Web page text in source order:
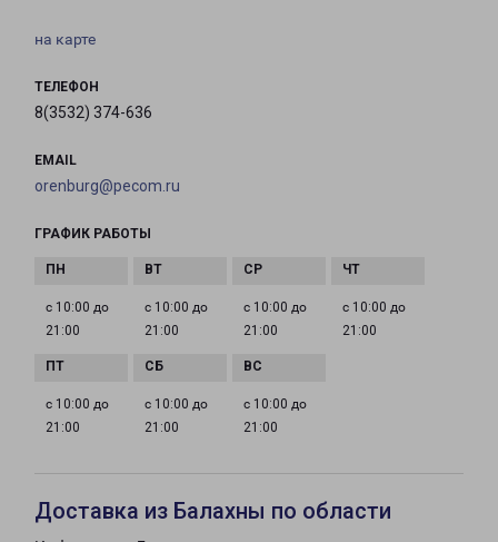
на карте
ТЕЛЕФОН
8(3532) 374-636
EMAIL
orenburg@pecom.ru
ГРАФИК РАБОТЫ
с 10:00 до
21:00
с 10:00 до
21:00
с 10:00 до
21:00
с 10:00 до
21:00
с 10:00 до
21:00
с 10:00 до
21:00
с 10:00 до
21:00
Доставка из Балахны по области